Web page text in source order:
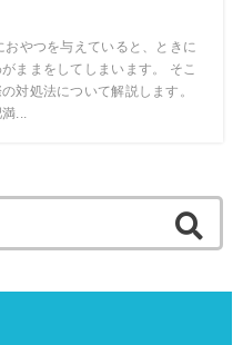
おやつを与えていると、ときに
ままをしてしまいます。 そこ
対処法について解説します。
...
: